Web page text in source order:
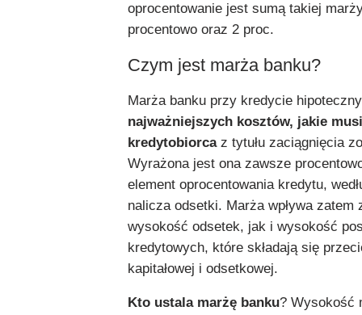
oprocentowanie jest sumą takiej
procentowo oraz 2 proc.
Czym jest marża banku?
Marża banku przy kredycie
najważniejszych kosztów, jakie
kredytobiorcaz tytułu zaciągnięcia
Wyrażona jest ona zawsze
element oprocentowania kredytu,
nalicza odsetki. Marża wpływa zatem
wysokość odsetek, jak i wysokość
kredytowych, które składają się
kapitałowej i odsetkowej.
Kto ustala marżę banku? Wysokość